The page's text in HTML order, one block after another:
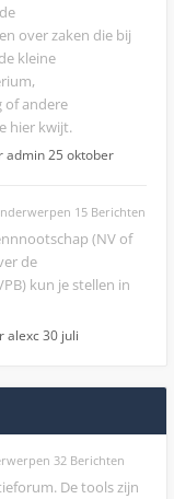
over zaken die bij
kleine
of andere
hier kwijt.
admin25 oktober
15 Berichten
(NV of
de
kun je stellen in
alexc30 juli
32 Berichten
De tools zijn